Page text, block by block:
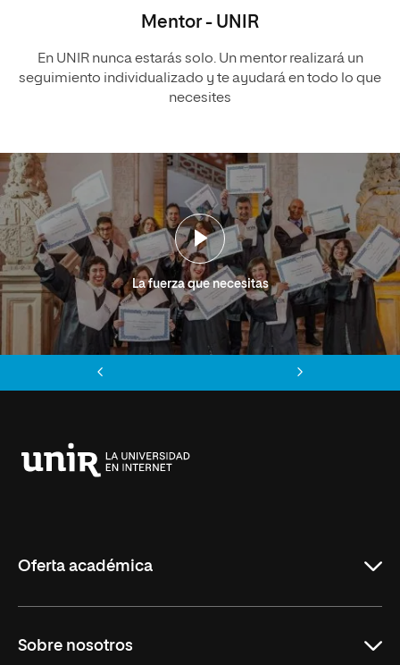
Mentor - UNIR
En UNIR nunca estarás solo. Un mentor realizará un
seguimiento individualizado y te ayudará en todo lo que
necesites
La fuerza que necesitas
Oferta académica
Másteres Oficiales
Sobre nosotros